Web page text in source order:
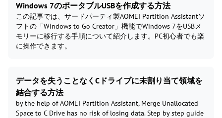
Windows 7のポータブルUSBを作成する方法
この記事では、サードパーティ製AOMEI Partition Assistantソ
フトの「Windows to Go Creator」機能でWindows 7をUSBメ
モリーに移行する手順について紹介します。PC初心者でも楽
に操作できます。
データを失うことなくCドライブに未割り当て領域を
結合する方法
by the help of AOMEI Partition Assistant, Merge Unallocated
Space to C Drive has no risk of losing data. Step by step guide